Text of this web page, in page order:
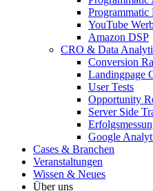
YouTube
Amazon DSP
CRO & Data
Conversion
Landingpage
User Tests
Opportunity
Server Side
Google
Cases & Branchen
Veranstaltungen
Wissen & Neues
Über uns